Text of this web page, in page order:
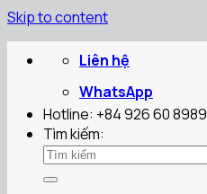
Skip to content
Liên hệ
WhatsApp
Hotline: +84 926 60 8989
Tìm kiếm: